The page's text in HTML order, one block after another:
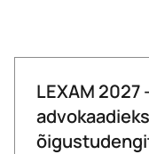
LEXAM 2027